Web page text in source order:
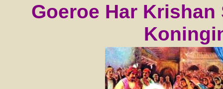
Goeroe Har